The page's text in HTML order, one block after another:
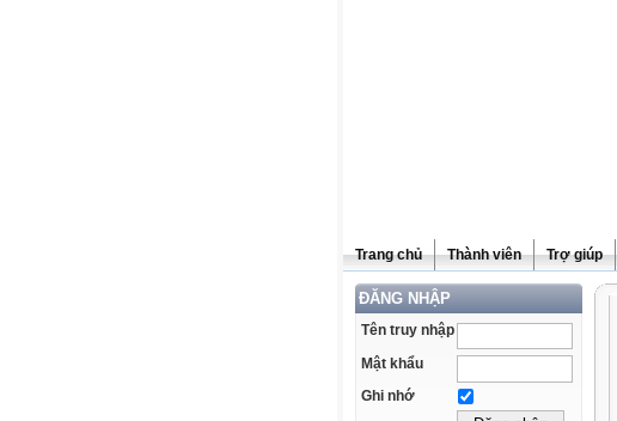
Trang chủ Thành viên Trợ giúp
ĐĂNG NHẬP
Tên truy nhập
Mật khẩu
Ghi nhớ